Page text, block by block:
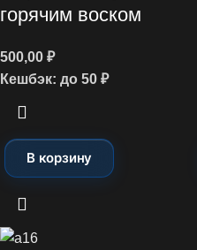
горячим воском
500,00 ₽
Кешбэк: до 50 ₽
В корзину